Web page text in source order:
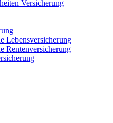
Versicherung
Lebensversicherung
Rentenversicherung